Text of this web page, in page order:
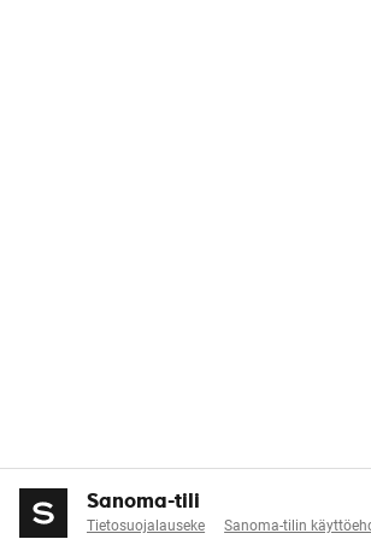
Sanoma-tili
Tietosuojalauseke Sanoma-tilin